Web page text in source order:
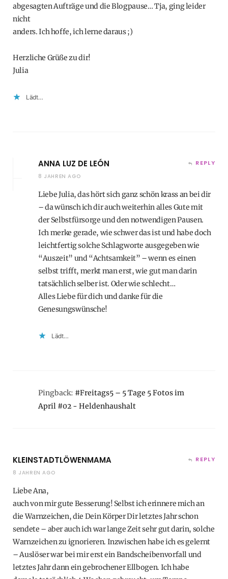
abgesagten Aufträge und die Blogpause… Tja, ging leider
nicht
anders. Ich hoffe, ich lerne daraus ;)
Herzliche Grüße zu dir!
Julia
Lädt…
ANNA LUZ DE LEÓN
8 JAHREN AGO
REPLY
Liebe Julia, das hört sich ganz schön krass an bei dir
– da wünsch ich dir auch weiterhin alles Gute mit
der Selbstfürsorge und den notwendigen Pausen.
Ich merke gerade, wie schwer das ist und habe doch
leichtfertig solche Schlagworte ausgegeben wie
“Auszeit” und “Achtsamkeit” – wenn es einen
selbst trifft, merkt man erst, wie gut man darin
tatsächlich selber ist. Oder wie schlecht…
Alles Liebe für dich und danke für die
Genesungswünsche!
Lädt…
Pingback: #Freitags5 – 5 Tage 5 Fotos im
April #02 - Heldenhaushalt
KLEINSTADTLÖWENMAMA
8 JAHREN AGO
REPLY
Liebe Ana,
auch von mir gute Besserung! Selbst ich erinnere mich an
die Warnzeichen, die Dein Körper Dir letztes Jahr schon
sendete – aber auch ich war lange Zeit sehr gut darin, solche
Warnzeichen zu ignorieren. Inzwischen habe ich es gelernt
– Auslöser war bei mir erst ein Bandscheibenvorfall und
letztes Jahr dann ein gebrochener Ellbogen. Ich habe